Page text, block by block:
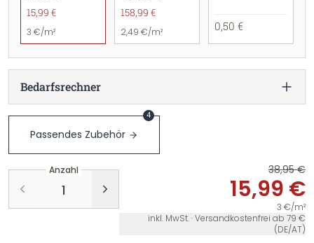
15,99 €
3 €/m²
158,99 €
2,49 €/m² 0,50 €
Bedarfsrechner
Passendes Zubehör
4
Anzahl 38,95 €
15,99 €
3 €/m²
inkl. MwSt. · Versandkostenfrei ab 79 €
(DE/AT)